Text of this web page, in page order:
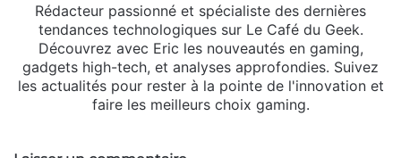
Rédacteur passionné et spécialiste des dernières
tendances technologiques sur Le Café du Geek.
Découvrez avec Eric les nouveautés en gaming,
gadgets high-tech, et analyses approfondies. Suivez
les actualités pour rester à la pointe de l'innovation et
faire les meilleurs choix gaming.